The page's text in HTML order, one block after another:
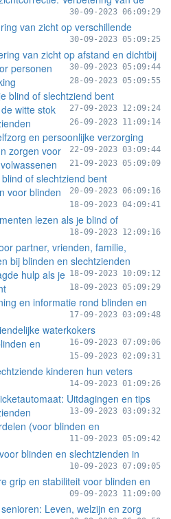
30-09-2023 06:09:29
van zicht op verschillende
30-09-2023 05:09:25
van zicht op afstand en dichtbij
30-09-2023 05:09:44
personen
28-09-2023 05:09:55
blind of slechtziend bent
27-09-2023 12:09:24
witte stok
26-09-2023 11:09:14
en persoonlijke verzorging
22-09-2023 03:09:44
zorgen voor
21-09-2023 05:09:09
of slechtziend bent
20-09-2023 06:09:16
voor blinden
18-09-2023 04:09:41
lezen als je blind of
18-09-2023 12:09:16
partner, vrienden, familie,
bij blinden en slechtzienden
18-09-2023 10:09:12
hulp als je
18-09-2023 05:09:29
en informatie rond blinden en
17-09-2023 03:09:48
waterkokers
16-09-2023 07:09:06
en
15-09-2023 02:09:31
kinderen hun veters
14-09-2023 01:09:26
Uitdagingen en tips
13-09-2023 03:09:32
(voor blinden en
11-09-2023 05:09:42
blinden en slechtzienden in
10-09-2023 07:09:05
grip en stabiliteit voor blinden en
09-09-2023 11:09:00
Leven, welzijn en zorg